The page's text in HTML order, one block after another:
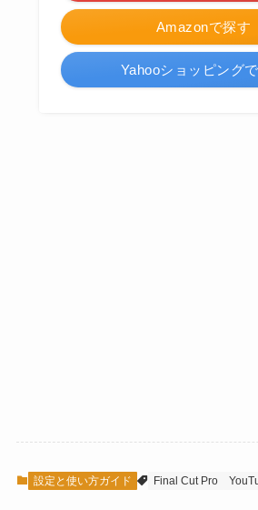
Amazonで探す
Yahooショッピング
設定と使い方ガイド Final Cut Pro